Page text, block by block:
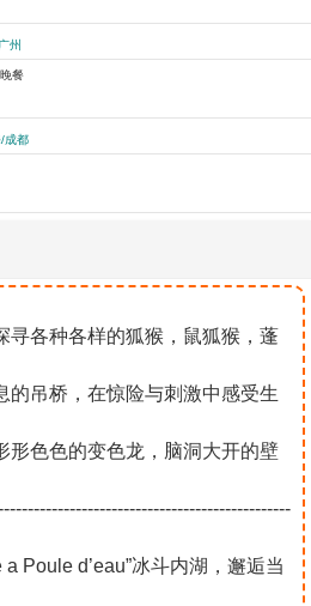
州
餐
成都
寻各种各样的狐猴，鼠狐猴，蓬
的吊桥，在惊险与刺激中感受生
形色色的变色龙，脑洞大开的壁
Poule d’eau”冰斗内湖，邂逅当